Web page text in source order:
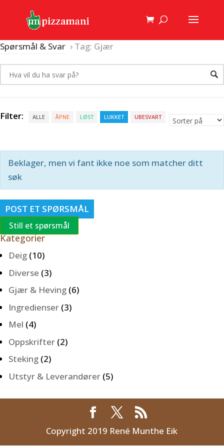
Spørsmål & Svar › Tag: Gjær
Filter: ALLE ÅPNE LØST LUKKET UBESVART
Beklager, men vi fant ikke noe som matcher ditt
søk
POST ET SPØRSMÅL
Still et spørsmål
Kategorier
Deig (10)
Diverse (3)
Gjær & Heving (6)
Ingredienser (3)
Mel (4)
Oppskrifter (2)
Steking (2)
Utstyr & Leverandører (5)
Copyright 2019 René Munthe Eik